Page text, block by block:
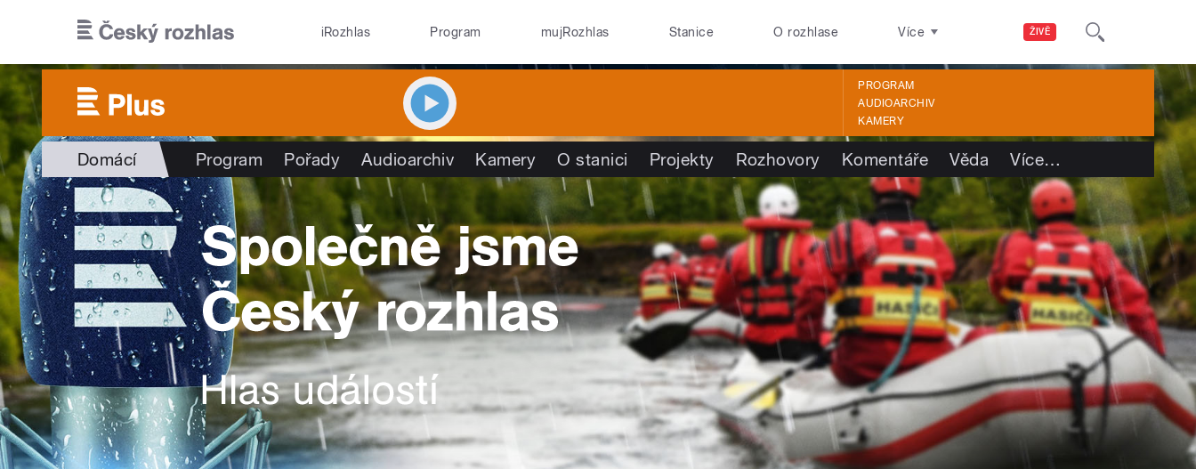
ŽIVĚ
iRozhlas Program mujRozhlas Stanice O rozhlase Více
PROGRAM
AUDIOARCHIV
KAMERY
Domácí Program Pořady Audioarchiv Kamery O stanici Projekty Rozhovory Komentáře Věda Více…